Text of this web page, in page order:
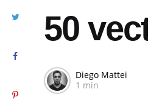
50
Diego Mattei
1 min